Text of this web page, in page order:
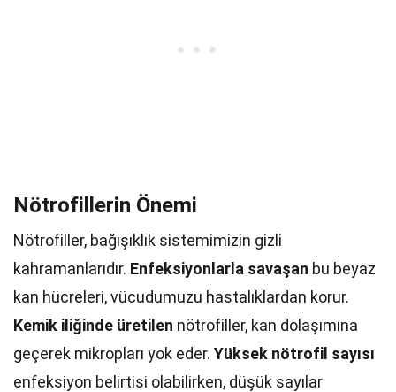
Nötrofillerin Önemi
Nötrofiller, bağışıklık sistemimizin gizli
kahramanlarıdır. Enfeksiyonlarla savaşan bu beyaz
kan hücreleri, vücudumuzu hastalıklardan korur.
Kemik iliğinde üretilen nötrofiller, kan dolaşımına
geçerek mikropları yok eder. Yüksek nötrofil sayısı
enfeksiyon belirtisi olabilirken, düşük sayılar